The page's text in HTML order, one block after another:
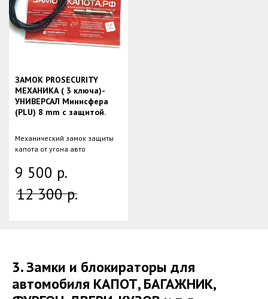
ЗАМОК PROSECURITY
МЕХАНИКА ( 3 ключа)-
УНИВЕРСАЛ Минисфера
(PLU) 8 mm с защитой.
Механический замок защиты
капота от угона авто
9 500 р.
12 300 р.
3. Замки и блокираторы для
автомобиля КАПОТ, БАГАЖНИК,